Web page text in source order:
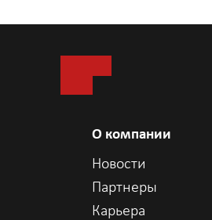
О компании
Новости
Партнеры
Карьера